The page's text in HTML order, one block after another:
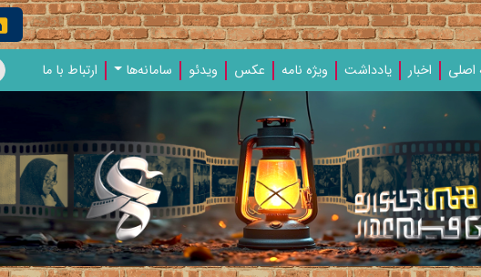
اخبار یادداشت‌ ویژه‌ نامه‌ عکس ویدئو سامانه‌ها ارتباط با ما